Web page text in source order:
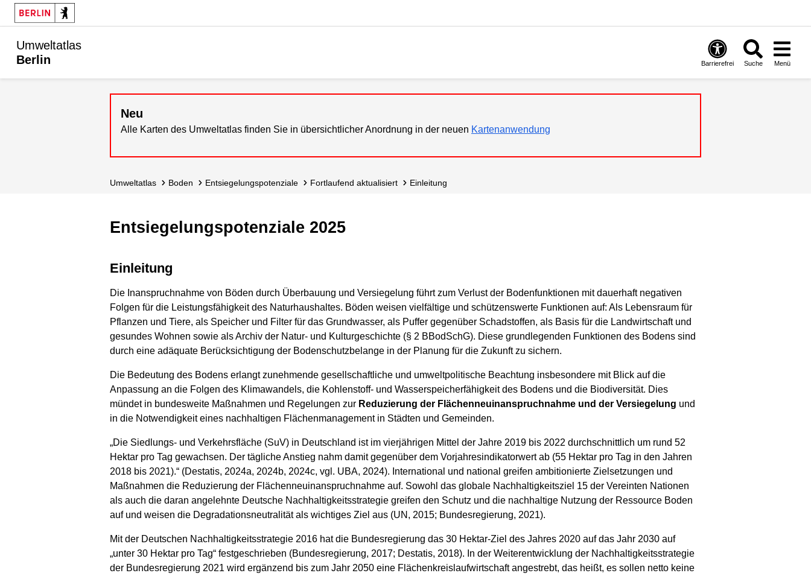
Umweltatlas
Berlin
Barrierefrei Suche Menü
Neu
Alle Karten des Umweltatlas finden Sie in übersichtlicher Anordnung in der neuen Kartenanwendung
Umweltatlas Boden Entsiegelungs­potenziale fortlaufend aktualisiert Einleitung
Entsiegelungspotenziale 2025
Einleitung
Die Inanspruchnahme von Böden durch Überbauung und Versiegelung führt zum Verlust der Bodenfunktionen mit dauerhaft negativen
Folgen für die Leistungsfähigkeit des Naturhaushaltes. Böden weisen vielfältige und schützenswerte Funktionen auf: Als Lebensraum für
Pflanzen und Tiere, als Speicher und Filter für das Grundwasser, als Puffer gegenüber Schadstoffen, als Basis für die Landwirtschaft und
gesundes Wohnen sowie als Archiv der Natur- und Kulturgeschichte (§ 2 BBodSchG). Diese grundlegenden Funktionen des Bodens sind
durch eine adäquate Berücksichtigung der Bodenschutzbelange in der Planung für die Zukunft zu sichern.
Die Bedeutung des Bodens erlangt zunehmende gesellschaftliche und umweltpolitische Beachtung insbesondere mit Blick auf die
Anpassung an die Folgen des Klimawandels, die Kohlenstoff- und Wasserspeicherfähigkeit des Bodens und die Biodiversität. Dies
mündet in bundesweite Maßnahmen und Regelungen zur Reduzierung der Flächenneuinanspruchnahme und der Versiegelung und
in die Notwendigkeit eines nachhaltigen Flächenmanagement in Städten und Gemeinden.
„Die Siedlungs- und Verkehrsfläche (SuV) in Deutschland ist im vierjährigen Mittel der Jahre 2019 bis 2022 durchschnittlich um rund 52
Hektar pro Tag gewachsen. Der tägliche Anstieg nahm damit gegenüber dem Vorjahresindikatorwert ab (55 Hektar pro Tag in den Jahren
2018 bis 2021).“ (Destatis, 2024a, 2024b, 2024c, vgl. UBA, 2024). International und national greifen ambitionierte Zielsetzungen und
Maßnahmen die Reduzierung der Flächenneuinanspruchnahme auf. Sowohl das globale Nachhaltigkeitsziel 15 der Vereinten Nationen
als auch die daran angelehnte Deutsche Nachhaltigkeitsstrategie greifen den Schutz und die nachhaltige Nutzung der Ressource Boden
auf und weisen die Degradationsneutralität als wichtiges Ziel aus (UN, 2015; Bundesregierung, 2021).
Mit der Deutschen Nachhaltigkeitsstrategie 2016 hat die Bundesregierung das 30 Hektar-Ziel des Jahres 2020 auf das Jahr 2030 auf
„unter 30 Hektar pro Tag“ festgeschrieben (Bundesregierung, 2017; Destatis, 2018). In der Weiterentwicklung der Nachhaltigkeitsstrategie
der Bundesregierung 2021 wird ergänzend bis zum Jahr 2050 eine Flächenkreislaufwirtschaft angestrebt, das heißt, es sollen netto keine